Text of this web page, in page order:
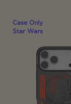
Case Only
Star Wars